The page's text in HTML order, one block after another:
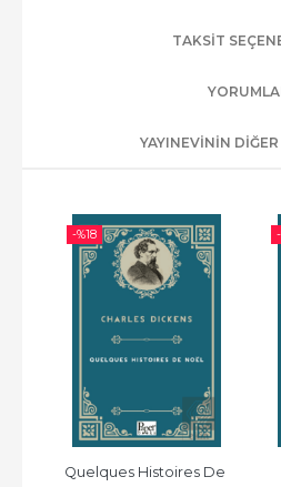
TAKSIT
YAYINEVININ
-%18
Quelques Histoires De